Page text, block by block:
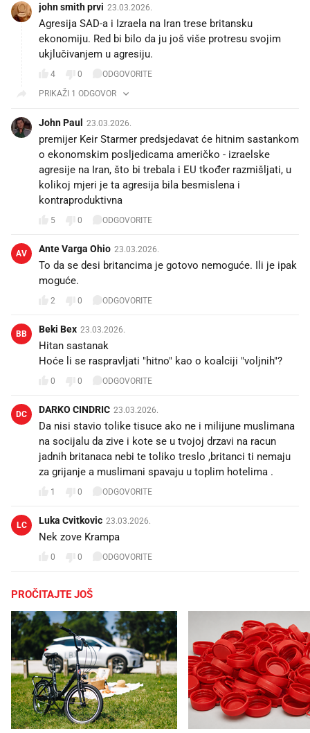
john smith prvi 23.03.2026.
Agresija SAD-a i Izraela na Iran trese britansku
ekonomiju. Red bi bilo da ju još više protresu svojim
ukjlučivanjem u agresiju.
4 0
ODGOVORITE
PRIKAŽI 1 ODGOVOR
John Paul 23.03.2026.
premijer Keir Starmer predsjedavat će hitnim sastankom
o ekonomskim posljedicama američko - izraelske
agresije na Iran, što bi trebala i EU tkođer razmišljati, u
kolikoj mjeri je ta agresija bila besmislena i
kontraproduktivna
5 0 ODGOVORITE
AV Ante Varga Ohio 23.03.2026.
To da se desi britancima je gotovo nemoguće. Ili je ipak
moguće.
2 0 ODGOVORITE
BB Beki Bex 23.03.2026.
Hitan sastanak
Hoće li se raspravljati "hitno" kao o koalciji "voljnih"?
0 0 ODGOVORITE
DC DARKO CINDRIC 23.03.2026.
Da nisi stavio tolike tisuce ako ne i milijune muslimana
na socijalu da zive i kote se u tvojoj drzavi na racun
jadnih britanaca nebi te toliko treslo ,britanci ti nemaju
za grijanje a muslimani spavaju u toplim hotelima .
1 0 ODGOVORITE
LC Luka Cvitkovic 23.03.2026.
Nek zove Krampa
0 0 ODGOVORITE
PROČITAJTE JOŠ